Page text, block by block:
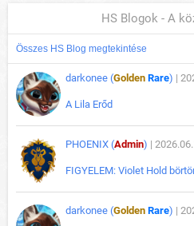
HS Blogok - A
Összes HS Blog megtekintése
darkonee (Golden Rare) |
A Lila Erőd
PHOENIX (Admin) |
FIGYELEM: Violet Hold
darkonee (Golden Rare) |